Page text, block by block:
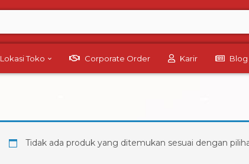
Lokasi Toko Corporate Order Karir Blog
Tidak ada produk yang ditemukan sesuai dengan